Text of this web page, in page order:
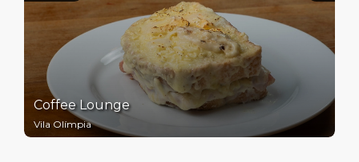
Coffee Lounge
Vila Olímpia